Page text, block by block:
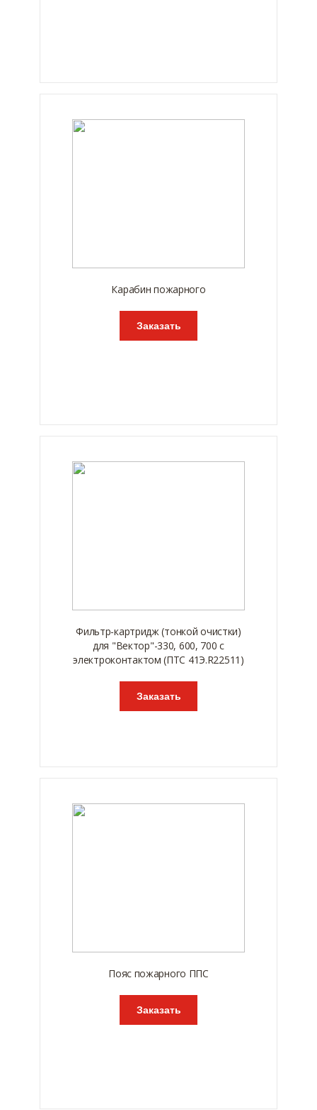
Карабин пожарного
Заказать
Фильтр-картридж (тонкой очистки)
для "Вектор"-330, 600, 700 с
электроконтактом (ПТС 41Э.R22511)
Заказать
Пояс пожарного ППС
Заказать